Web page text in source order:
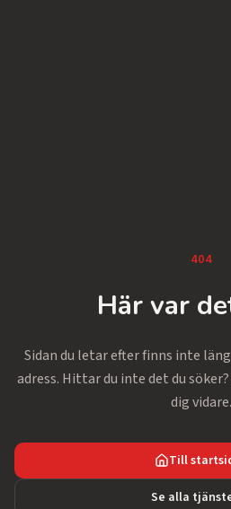
404
Här var
Sidan du letar efter finns inte
adress. Hittar du inte det du
dig vidare.
Till
Se alla